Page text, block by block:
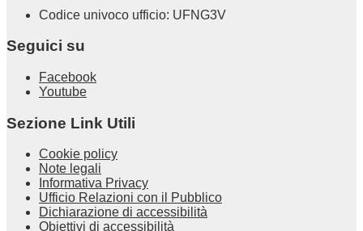
Codice univoco ufficio: UFNG3V
Seguici su
Facebook
Youtube
Sezione Link Utili
Cookie policy
Note legali
Informativa Privacy
Ufficio Relazioni con il Pubblico
Dichiarazione di accessibilità
Obiettivi di accessibilità